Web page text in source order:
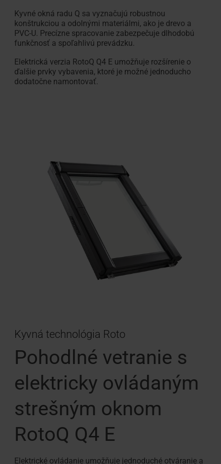
Kyvné okná radu Q sa vyznačujú robustnou
konštrukciou a odolnými materiálmi, ako je drevo a
PVC‑U. Precízne spracovanie zabezpečuje dlhodobú
funkčnosť a spoľahlivú prevádzku.
Elektrická verzia RotoQ Q4 E umožňuje rozšírenie o
ďalšie prvky vybavenia, ktoré je možné jednoducho
dodatočne namontovať.
Kyvná technológia Roto
Pohodlné vetranie s
elektricky ovládaným
strešným oknom
RotoQ Q4 E
Elektrické ovládanie umožňuje jednoduché otváranie a